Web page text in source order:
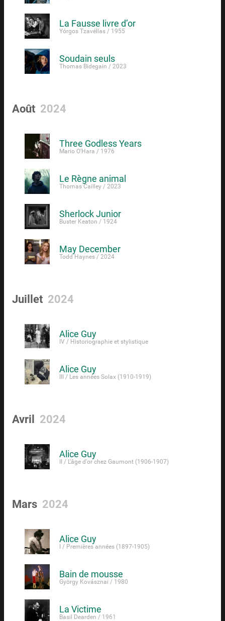
La Fausse livre d’or
Yórgos Tzavéllas / 1955
Soudain seuls
Thomas Bidegain / 2023
Août 2024
Three Godless Years
Mario O'Hara / 1976
Le Règne animal
Thomas Cailley / 2023
Sherlock Junior
Buster Keaton / 1924
May December
Todd Haynes / 2024
Juillet 2024
Alice Guy
IV / Historiographie et stylistique
Alice Guy
III / Les années Solax (1910-1919)
Avril 2024
Alice Guy
II / L'âge d'or chez Gaumont (1906-1907)
Mars 2024
Alice Guy
I / Premières années (1897-1905)
Bain de mousse
György Kovásznai / 1980
La Victime
Basil Dearden / 1961